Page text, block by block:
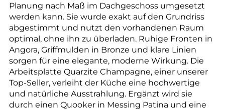
Planung nach Maß im Dachgeschoss umgesetzt
werden kann. Sie wurde exakt auf den Grundriss
abgestimmt und nutzt den vorhandenen Raum
optimal, ohne ihn zu überladen. Ruhige Fronten in
Angora, Griffmulden in Bronze und klare Linien
sorgen für eine elegante, moderne Wirkung. Die
Arbeitsplatte Quarzite Champagne, einer unserer
Top-Seller, verleiht der Küche eine hochwertige
und natürliche Ausstrahlung. Ergänzt wird sie
durch einen Quooker in Messing Patina und eine